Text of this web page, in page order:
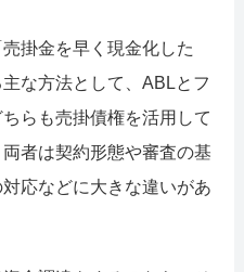
すい会社はどういう会社？
掛金を早く現金化した
な方法として、ABLとフ
らも売掛債権を活用して
者は契約形態や審査の基
応などに大きな違いがあ